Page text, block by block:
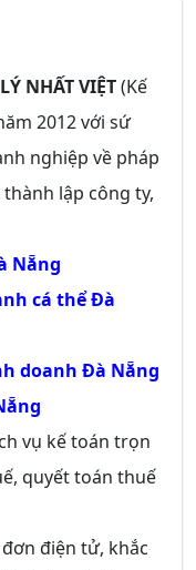
NHẤT VIỆT(Kế
2012 với sứ
nghiệp về pháp
lập công ty,
Nẵng
cá thể Đà
doanh Đà Nẵng
vụ kế toán trọn
quyết toán thuế
điện tử, khắc